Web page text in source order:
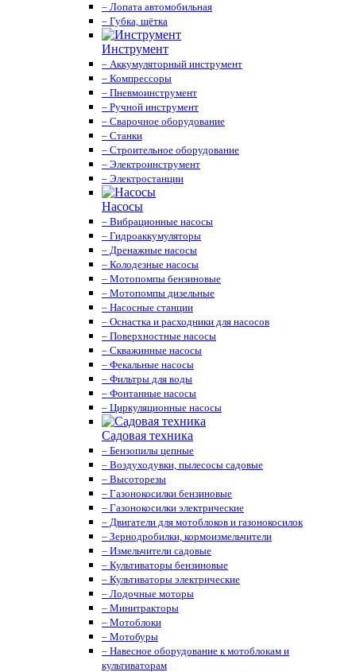
– Лопата автомобильная
– Губка, щётка
Инструмент
– Аккумуляторный инструмент
– Компрессоры
– Пневмоинструмент
– Ручной инструмент
– Сварочное оборудование
– Станки
– Строительное оборудование
– Электроинструмент
– Электростанции
Насосы
– Вибрационные насосы
– Гидроаккумуляторы
– Дренажные насосы
– Колодезные насосы
– Мотопомпы бензиновые
– Мотопомпы дизельные
– Насосные станции
– Оснастка и расходники для насосов
– Поверхностные насосы
– Скважинные насосы
– Фекальные насосы
– Фильтры для воды
– Фонтанные насосы
– Циркуляционные насосы
Садовая техника
– Бензопилы цепные
– Воздуходувки, пылесосы садовые
– Высоторезы
– Газонокосилки бензиновые
– Газонокосилки электрические
– Двигатели для мотоблоков и газонокосилок
– Зернодробилки, кормоизмельчители
– Измельчители садовые
– Культиваторы бензиновые
– Культиваторы электрические
– Лодочные моторы
– Минитракторы
– Мотоблоки
– Мотобуры
– Навесное оборудование к мотоблокам и
культиваторам